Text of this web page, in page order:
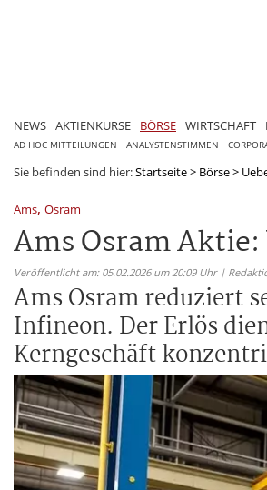
NEWS AKTIENKURSE BÖRSE WIRTSCHAFT
AD HOC MITTEILUNGEN ANALYSTENSTIMMEN
Sie befinden sind hier:Startseite> Börse>
Ams, Osram
Ams Osram
Veröffentlicht am: 05.02.2026 um 20:09 Uhr |
Ams Osram reduziert
Infineon. Der Erlös
Kerngeschäft